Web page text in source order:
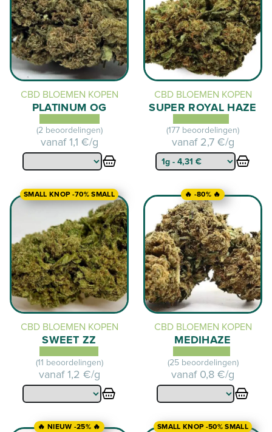
CBD BLOEMEN KOPEN
PLATINUM OG
(2 beoordelingen)
vanaf1,1 €/g
CBD BLOEMEN KOPEN
SUPER ROYAL HAZE
(177 beoordelingen)
vanaf 2,7 €/g
SMALL KNOP -70% SMALL
CBD BLOEMEN KOPEN
SWEET ZZ
(11 beoordelingen)
vanaf1,2 €/g
🔥 -80% 🔥
CBD BLOEMEN KOPEN
MEDIHAZE
(25 beoordelingen)
vanaf 0,8 €/g
🔥 NIEUW -25% 🔥 SMALL KNOP -50% SMALL